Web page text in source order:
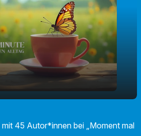
mit 45 Autor*innen bei „Moment mal